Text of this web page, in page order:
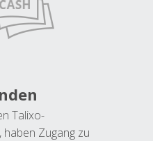
Talixo-
Zugang zu